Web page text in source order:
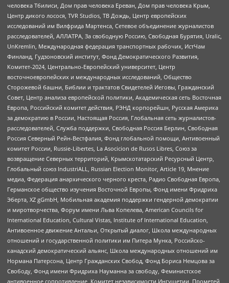
человека Тбилиси, Дом прав человека Ереван, Дом прав человека Крым,
Центр дикого лосося, TVR Studios, ТВ Дождь, Центр европейских
исследований им Вилфрида Мартенса, Сетевое объединение журналистов
расследователей, АЛЛАТРА, За свободную Россию, Свободная Бурятия, Uralic,
UnKremlin, Международная федерация транспортных рабочих, ИстЧам
Финланд, Гудзоновский институт, Фонд Демократического Развития,
Комитет-2024, Центрально-Европейский университет, Центр
восточноевропейских и международных исследований, Общество
Сторожевой башни, Библии и трактатов Свидетелей Иеговы, Гражданский
Совет, Центр анализа европейской политики, Академическая сеть Восточная
Европа, Российский комитет действия, РЭНД корпорейшн, Русская Америка
за демократию в России, Настоящая Россия, Глобальная сеть журналистов-
расследователей, Служба поддержки, Свободная Россия Берлин, Свободная
Россия Северный Рейн-Вестфалия, Фонд глобальной помощи, Антивоенный
комитет России, Russie-Libertes, La Asocicion de Rusos Libres, Союз за
возвращение Северных территорий, Крымскотатарский Ресурсный Центр,
Глобальный союз IndustriALL, Russian Election Monitor, Article 19, Мнение
медиа, Федерация анархического черного креста, Радио Свободная Европа,
Германское общество изучения Восточной Европы, Фонд имени Фридриха
Эберта, XZ gGmbH, Мобильная академия поддержки гендерной демократии
и миротворчества, Форум имени Льва Копелева, American Councils for
International Education, Cultural Vistas, Institute of International Education,
Антивоенное движение Антальи, Открытый диалог, Школа международных
отношений и государственной политики им Питера Мунка, Российско-
канадский демократический альянс, Школа международных отношений им
Нормана Патерсона, Центр Гражданских Свобод, Фонд Бориса Немцова за
Свободу, Фонд имени Фридриха Науманна за свободу, Феминистское
антивоенное сопротивление, Комитет независимости Ингушетии, Прометей,